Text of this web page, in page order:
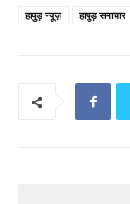
हापुड़ न्यूज़
हापुड़ समाचार